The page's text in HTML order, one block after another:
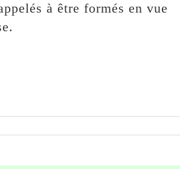
à être formés en vue